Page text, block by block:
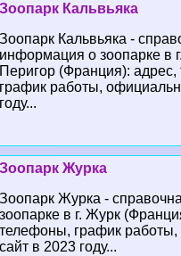
Зоопарк Кальвьяка
Зоопарк Кальвьяка -
информация о зоопарке в
Перигор (Франция):
график работы,
году...
Зоопарк Журка
Зоопарк Журка -
зоопарке в г. Журк
телефоны, график
сайт в 2023 году...